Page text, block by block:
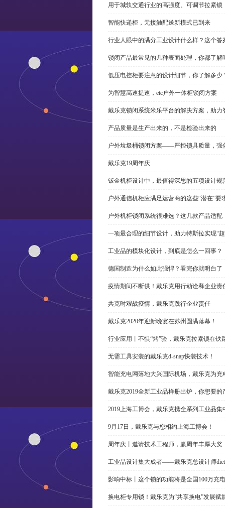
用于城轨交通行业的高强度、可调节拉紧锁
智能快递柜，无接触配送新模式已到来
行业人眼中的满分工业设计什么样？这个答
锁闭产品最常见的几种表面处理，你都了解
低压电控柜要注意的设计细节，你了解多少
为智慧高速提速，etc户外一体柜锁闭方案
戴乐克锁闭系统米乐平台的解决方案，助力
产品质量是生产出来的，不是检验出来的
户外垃圾桶锁闭方案——严控锁具质量，强
戴乐克19周年庆
钣金机柜设计中，最值得深思的五项设计规
户外通信机柜应满足运营商的这些“潜在”要
户外机柜锁闭系统很难选？这几款产品适配
一项最合理的细节设计，助力特斯拉实现“
工业品的模块化设计，到底是怎么一回事？
德国制造为什么如此强悍？看完你就明白了
疫情期间不断供！戴乐克用行动诠释企业责
共克时艰战疫情，戴乐克践行企业责任
戴乐克2020年迎新晚宴在苏州圆满落幕！
行业应用丨不惧“烤”验，戴乐克拉紧锁在铁
无需工具安装的戴乐克d-snap快装技术！
智能充电网落地大兴国际机场，戴乐克为充
戴乐克2019全新工业品样册出炉，你想要的
2019上海工博会，戴乐克携全系列工业品集
9月17日，戴乐克与您相约上海工博会！
周年庆丨邀请技术工程师，赢周年丰厚大奖
工业品设计集大成者——戴乐克总设计师
影响中标丨这个锁的功能将是全国100万充
换电柜专用锁！戴乐克为“共享换电”发展赋